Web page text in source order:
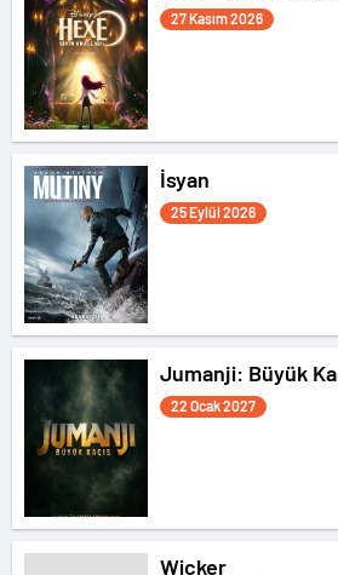
27 Kasım 2026
İsyan
25 Eylül 2026
Jumanji: Büyük
22 Ocak 2027
Wicker